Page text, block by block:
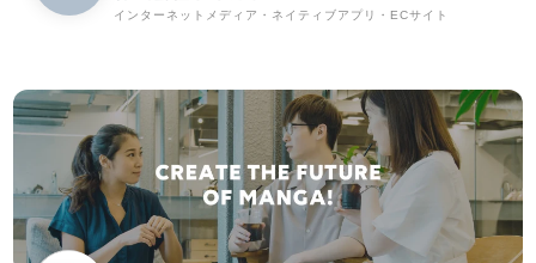
インターネットメディア・ネイティブアプリ・ECサイト